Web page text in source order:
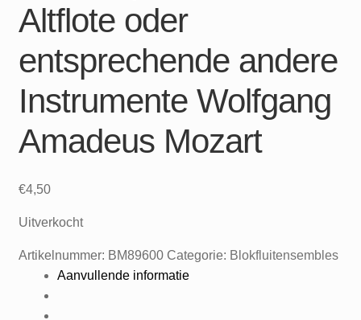
Altflote oder
entsprechende andere
Instrumente Wolfgang
Amadeus Mozart
€4,50
Uitverkocht
Artikelnummer: BM89600 Categorie: Blokfluitensembles
Aanvullende informatie